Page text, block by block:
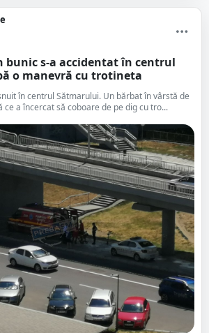
bunic s-a accidentat în centrul
o manevră cu trotineta
în centrul Sătmarului. Un bărbat în vârstă de
ce a încercat să coboare de pe dig cu tro...